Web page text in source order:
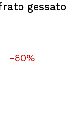
gessato
-80%